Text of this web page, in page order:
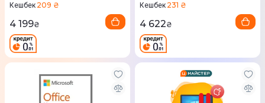
Кешбек 209 ₴
4 199₴
Кешбек 231 ₴
4 622₴